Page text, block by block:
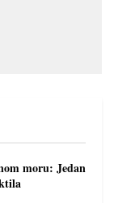
moru: Jedan